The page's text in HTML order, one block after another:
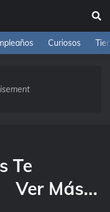
Curiosos
Te
Ver Más...